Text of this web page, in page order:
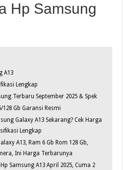
Hp Samsung
A13
Lengkap
Terbaru September 2025 & Spek
128 Gb Garansi Resmi
Galaxy A13 Sekarang? Cek Harga
Lengkap
A13, Ram 6 Gb Rom 128 Gb,
Ini Harga Terbarunya
Samsung A13 April 2025, Cuma 2